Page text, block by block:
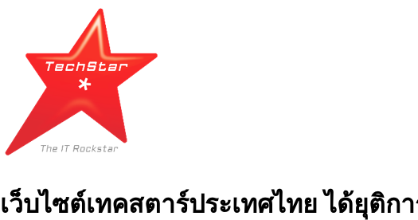
เว็บไซต์เทคสตาร์ประเทศไทย ได้ยุติก